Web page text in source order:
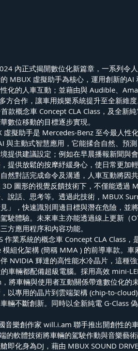
內正式揭開數位化新篇章，一系列令
MBUX 虛擬助手為核心，運用創新的
化的人車互動；並藉由與 Audible、
方合作，讓車用娛樂系統提升至全新維
款概念車 Concept CLA Class，及全新
數位移動的目標逐步實現。
虛擬助手是 Mercedes-Benz 至今最人性
與主動式智慧應用，它能揉合自然、預
提供建議設定；例如在早晨播報新聞與
提供放鬆的按摩紓緩身心，使日常更加
然對話完成命令及溝通，人車互動將因
3D 圖形的視覺反饋技術下，不僅能透過
說話、思考等。透過此技術，MBUX
」，快速識別周邊目標與潛在危險，並
駛體驗。未來車主亦能透過線上更新（
方應用程序和內容功能。
作業系統的概念車 Concept CLA Class，
組化架構 (簡稱 MMA ) 的前導車款。車
NVIDIA 輝達的高性能水冷晶片，這種
車輛都配備超級電腦。採用高效 mini-
將車輛與使用者互動關係帶進數位化的
以專用的晶片到雲端架構 (chip-to-cloud)
輛不斷創新。同時以全新純電 G-Class
音樂創作家 will.i.am 聯手推出開創性的
的軟體技術將車輛的駕駛作動與音樂藝
即化身為DJ，藉由 MBUX SOUND